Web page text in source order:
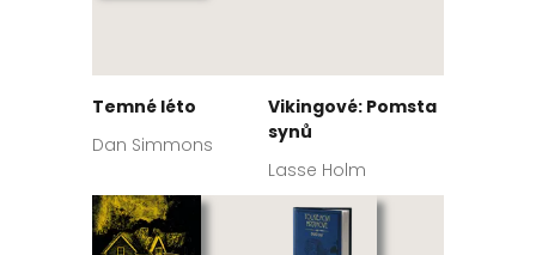
Temné léto
Dan Simmons
Vikingové: Pomsta
synů
Lasse Holm